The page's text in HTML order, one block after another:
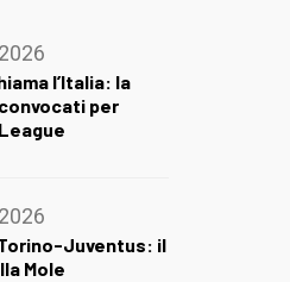
l’Italia: la
per
Juventus: il
Mole